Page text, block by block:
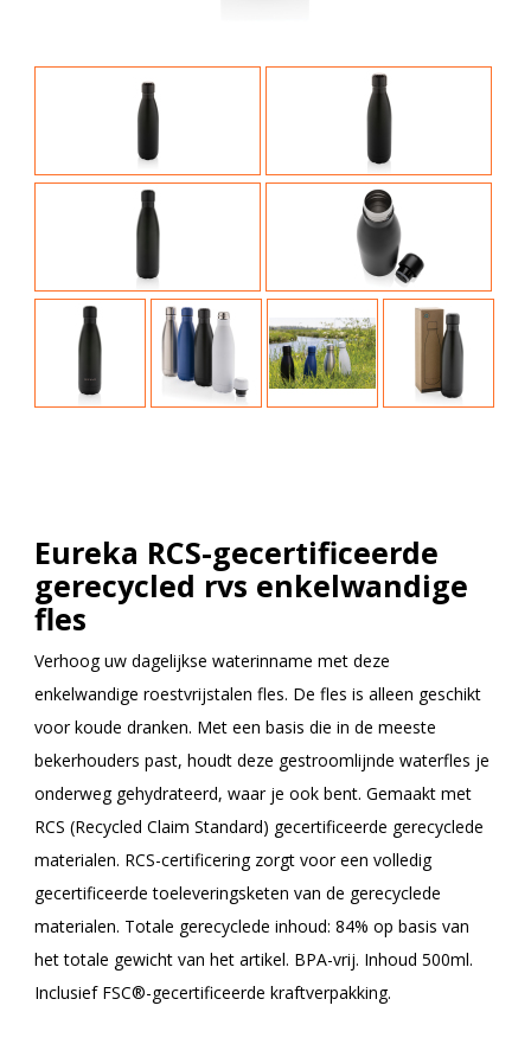
Eureka RCS-gecertificeerde
gerecycled rvs enkelwandige
fles
Verhoog uw dagelijkse waterinname met deze
enkelwandige roestvrijstalen fles. De fles is alleen geschikt
voor koude dranken. Met een basis die in de meeste
bekerhouders past, houdt deze gestroomlijnde waterfles je
onderweg gehydrateerd, waar je ook bent. Gemaakt met
RCS (Recycled Claim Standard) gecertificeerde gerecyclede
materialen. RCS-certificering zorgt voor een volledig
gecertificeerde toeleveringsketen van de gerecyclede
materialen. Totale gerecyclede inhoud: 84% op basis van
het totale gewicht van het artikel. BPA-vrij. Inhoud 500ml.
Inclusief FSC®-gecertificeerde kraftverpakking.